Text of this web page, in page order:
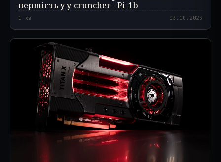
першість у y-cruncher - Pi-1b
1 хв 03.10.2023